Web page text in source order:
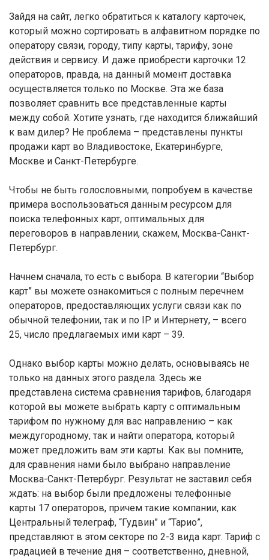
Зайдя на сайт, легко обратиться к каталогу карточек,
который можно сортировать в алфавитном порядке по
оператору связи, городу, типу карты, тарифу, зоне
действия и сервису. И даже приобрести карточки 12
операторов, правда, на данный момент доставка
осуществляется только по Москве. Эта же база
позволяет сравнить все представленные карты
между собой. Хотите узнать, где находится ближайший
к вам дилер? Не проблема – представлены пункты
продажи карт во Владивостоке, Екатеринбурге,
Москве и Санкт-Петербурге.
Чтобы не быть голословными, попробуем в качестве
примера воспользоваться данным ресурсом для
поиска телефонных карт, оптимальных для
переговоров в направлении, скажем, Москва-Санкт-
Петербург.
Начнем сначала, то есть с выбора. В категории “Выбор
карт” вы можете ознакомиться с полным перечнем
операторов, предоставляющих услуги связи как по
обычной телефонии, так и по IP и Интернету, – всего
25, число предлагаемых ими карт – 39.
Однако выбор карты можно делать, основываясь не
только на данных этого раздела. Здесь же
представлена система сравнения тарифов, благодаря
которой вы можете выбрать карту с оптимальным
тарифом по нужному для вас направлению – как
междугородному, так и найти оператора, который
может предложить вам эти карты. Как вы помните,
для сравнения нами было выбрано направление
Москва-Санкт-Петербург. Результат не заставил себя
ждать: на выбор были предложены телефонные
карты 17 операторов, причем такие компании, как
Центральный телеграф, “Гудвин” и “Тарио”,
представляют в этом секторе по 2-3 вида карт. Тариф с
градацией в течение дня – соответственно, дневной,